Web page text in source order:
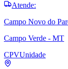
Atende:
Campo Novo do
Campo Verde - MT
CPVUnidade